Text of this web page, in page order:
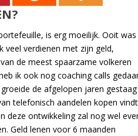
is erg moeilijk. Ooit was
veel verdienen met zijn geld,
de meest spaarzame volkeren
ik ook nog coaching calls
de afgelopen jaren gestaag
telefonisch aandelen kopen vindt
deze ontwikkeling zal nog wel
Geld lenen voor 6 maanden